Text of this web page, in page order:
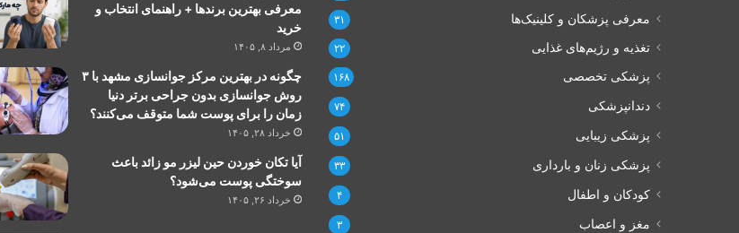
معرفی پزشکان و کلینیک‌ها ۳۱
تغذیه و رژیم‌های غذایی ۲۲
پزشکی تخصصی ۱۶۸
دندانپزشکی ۷۴
پزشکی زیبایی ۵۱
پزشکی زنان و بارداری ۳۳
کودکان و اطفال ۴
مغز و اعصاب ۳
معرفی بهترین برندها + راهنمای انتخاب و
خرید
مرداد ۸, ۱۴۰۵
چگونه در بهترین مرکز جوانسازی مشهد با ۳
روش جوانسازی بدون جراحی برتر دنیا
زمان را برای پوست شما متوقف می‌کنند؟
خرداد ۲۸, ۱۴۰۵
آیا تکان خوردن حین لیزر مو زائد باعث
سوختگی پوست می‌شود؟
خرداد ۲۶, ۱۴۰۵